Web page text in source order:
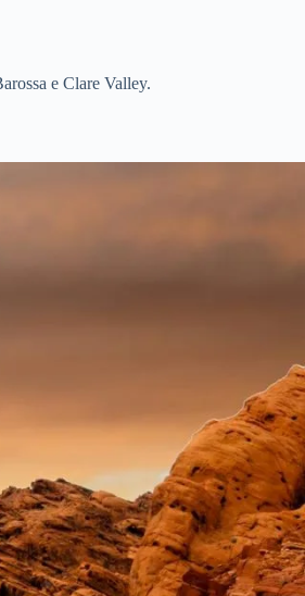
e Clare Valley.